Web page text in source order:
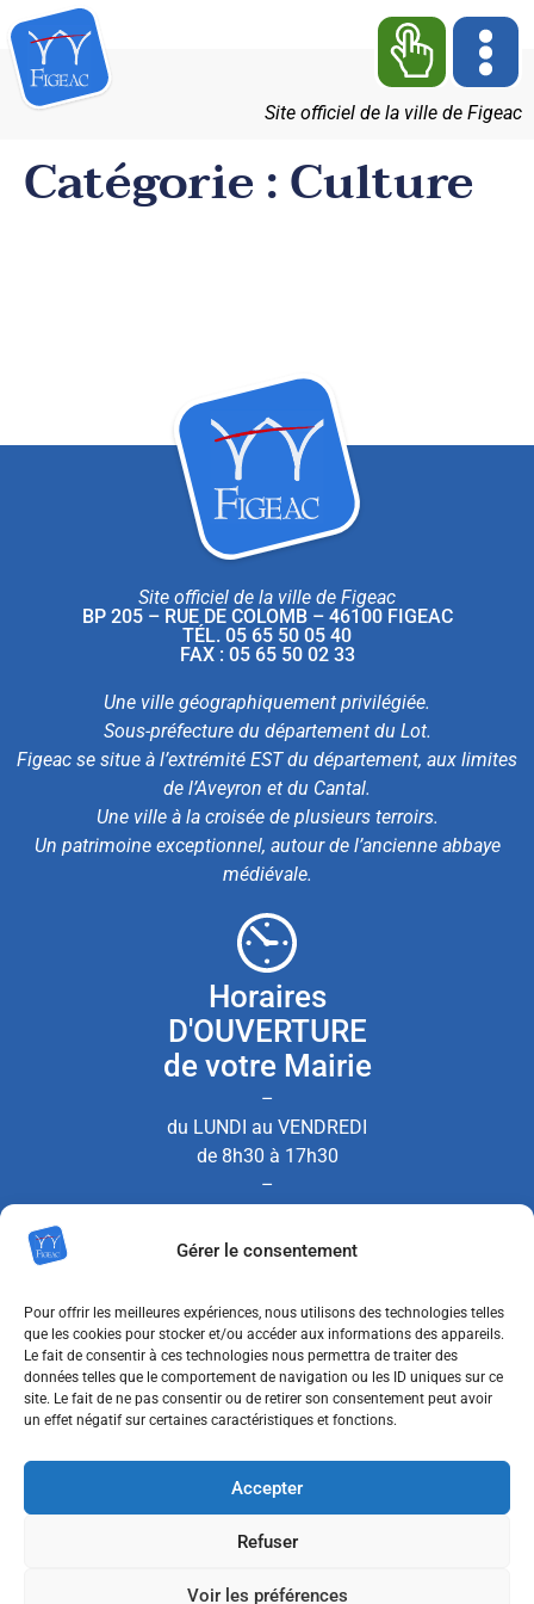
Gérer le consentement
Pour offrir les meilleures expériences, nous utilisons des technologies telles
que les cookies pour stocker et/ou accéder aux informations des appareils.
Le fait de consentir à ces technologies nous permettra de traiter des
données telles que le comportement de navigation ou les ID uniques sur ce
site. Le fait de ne pas consentir ou de retirer son consentement peut avoir
un effet négatif sur certaines caractéristiques et fonctions.
Accepter
Refuser
Voir les préférences
Site officiel de la ville de Figeac
Catégorie :Culture
Site officiel de la ville de Figeac
BP 205 – RUE DE COLOMB – 46100 FIGEAC
TÉL. 05 65 50 05 40
FAX : 05 65 50 02 33
Une ville géographiquement privilégiée.
Sous-préfecture du département du Lot.
Figeac se situe à l’extrémité EST du département, aux limites
de l’Aveyron et du Cantal.
Une ville à la croisée de plusieurs terroirs.
Un patrimoine exceptionnel, autour de l’ancienne abbaye
médiévale.
Horaires
D'OUVERTURE
de votre Mairie
–
du LUNDI au VENDREDI
de 8h30 à 17h30
–
Nous contacter
MENTIONS LÉGALES
POLITIQUE DE CONFIDENTIALITÉ